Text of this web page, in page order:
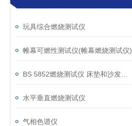
玩具综合燃烧测试仪
帷幕可燃性测试仪(帷幕燃烧测试仪)
水平垂直燃烧测试仪
气相色谱仪